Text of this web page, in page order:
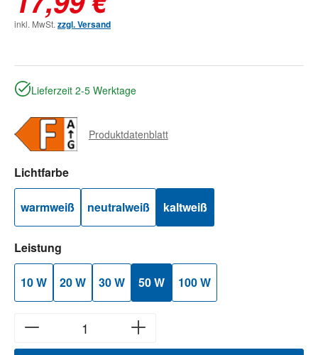
inkl. MwSt. zzgl. Versand
Lieferzeit 2-5 Werktage
Produktdatenblatt
Lichtfarbeauswählen
warmweiß neutralweiß kaltweiß
Leistung
10 W 20 W 30 W 50 W 100 W